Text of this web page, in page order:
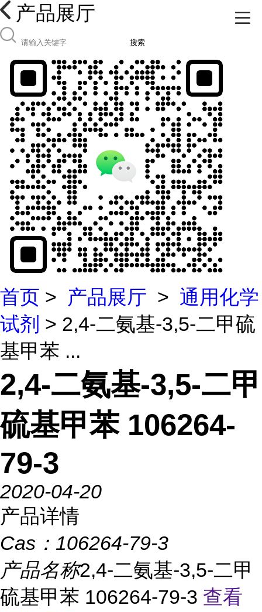
产品展厅
搜索
首页 > 产品展厅 > 通用化学
试剂 > 2,4-二氨基-3,5-二甲硫
基甲苯 ...
2,4-二氨基-3,5-二甲
硫基甲苯 106264-
79-3
2020-04-20
产品详情
Cas： 106264-79-3
产品名称2,4-二氨基-3,5-二甲
硫基甲苯 106264-79-3 查看